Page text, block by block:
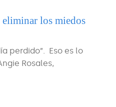
los miedos
perdido”. Eso es lo
Rosales,